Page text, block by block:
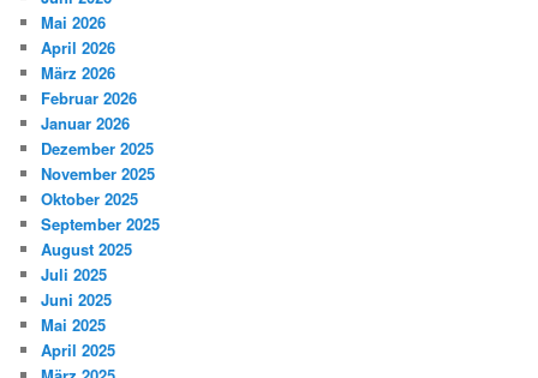
Mai 2026
April 2026
März 2026
Februar 2026
Januar 2026
Dezember 2025
November 2025
Oktober 2025
September 2025
August 2025
Juli 2025
Juni 2025
Mai 2025
April 2025